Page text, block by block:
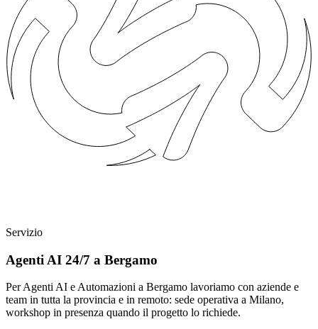
Servizio
Agenti AI 24/7 a Bergamo
Per Agenti AI e Automazioni a Bergamo lavoriamo con aziende e
team in tutta la provincia e in remoto: sede operativa a Milano,
workshop in presenza quando il progetto lo richiede.